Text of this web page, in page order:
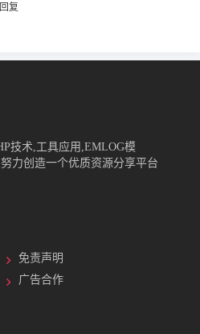
回复
技术,工具应用,EMLOG模
努力创造一个优质资源分享平台
免责声明
广告合作